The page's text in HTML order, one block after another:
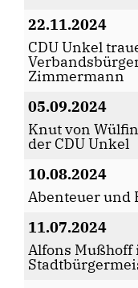
22.11.2024
CDU Unkel
Zimmermann
05.09.2024
Knut von
der CDU Unkel
10.08.2024
Abenteuer und
11.07.2024
Alfons Mußhoff